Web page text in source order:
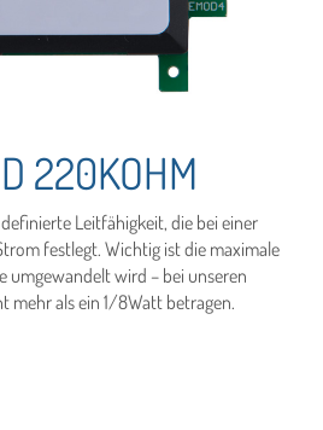
220KOHM
Leitfähigkeit, die bei einer
festlegt. Wichtig ist die maximale
umgewandelt wird – bei unseren
mehr als ein 1/8Watt betragen.